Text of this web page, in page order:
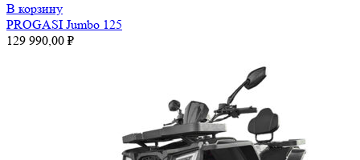
В корзину
PROGASI Jumbo 125
129 990,00 ₽